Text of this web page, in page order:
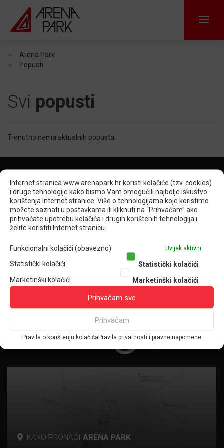
Internet stranica www.arenapark.hr koristi kolačiće (tzv. cookies)
i druge tehnologije kako bismo Vam omogućili najbolje iskustvo
korištenja Internet stranice. Više o tehnologijama koje koristimo
možete saznati u postavkama ili kliknuti na “Prihvaćam” ako
prihvaćate upotrebu kolačića i drugih korištenih tehnologija i
želite koristiti Internet stranicu.
Funkcionalni kolačići (obavezno) Uvijek aktivni
Statistički kolačići
Statistički kolačići
Marketinški kolačići
Marketinški kolačići
Prihvaćam sve
Prihvaćam
Pravila o korištenju kolačićaPravila privatnosti i pravne napomene
Arena Park
Popusti
Svi popusti
Trenutno nema aktualnih popusta.
KORPORATIVNE STRANICE
O nama
Promocija i oglašavanje Zakup prostora
Press
Kontakt
Kako do Arena Parka
Poklon kartica Arena Centra i Arena Parka
© 2026 All rights reserved. Property of
p KAKO PRONAĆI ARENA PARK